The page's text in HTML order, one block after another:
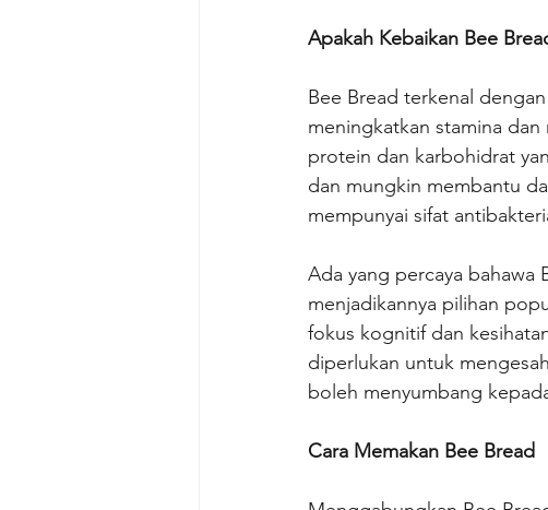
Apakah Kebaikan Bee
Bee Bread terkenal
meningkatkan stamina
protein dan karbohidrat
dan mungkin membantu
mempunyai sifat
Ada yang percaya
menjadikannya pilihan
fokus kognitif dan
diperlukan untuk
boleh menyumbang
Cara Memakan Bee Bread